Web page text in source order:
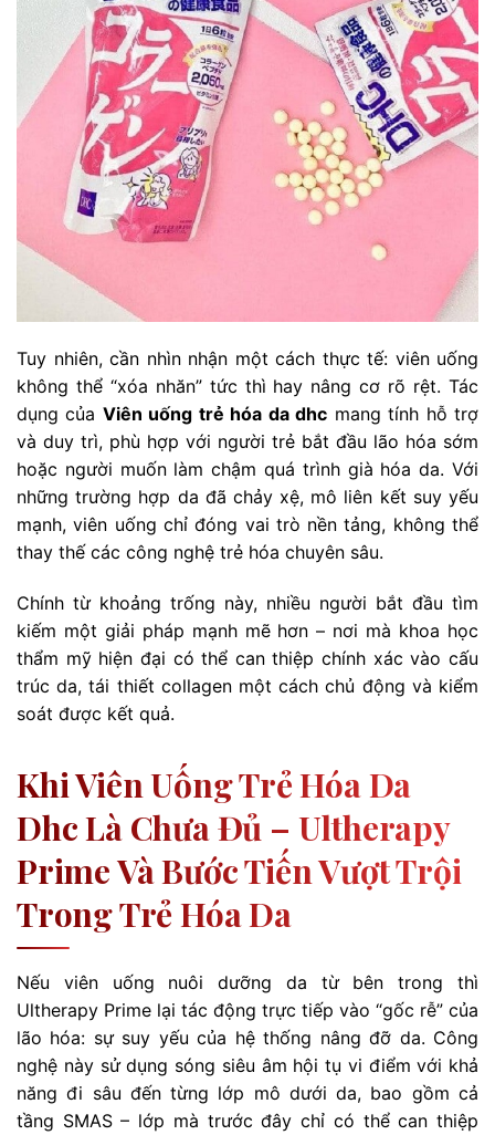
Tuy nhiên, cần nhìn nhận một cách thực tế: viên uống
không thể “xóa nhăn” tức thì hay nâng cơ rõ rệt. Tác
dụng của Viên uống trẻ hóa da dhc mang tính hỗ trợ
và duy trì, phù hợp với người trẻ bắt đầu lão hóa sớm
hoặc người muốn làm chậm quá trình già hóa da. Với
những trường hợp da đã chảy xệ, mô liên kết suy yếu
mạnh, viên uống chỉ đóng vai trò nền tảng, không thể
thay thế các công nghệ trẻ hóa chuyên sâu.
Chính từ khoảng trống này, nhiều người bắt đầu tìm
kiếm một giải pháp mạnh mẽ hơn – nơi mà khoa học
thẩm mỹ hiện đại có thể can thiệp chính xác vào cấu
trúc da, tái thiết collagen một cách chủ động và kiểm
soát được kết quả.
Khi Viên Uống Trẻ Hóa Da
Dhc Là Chưa Đủ – Ultherapy
Prime Và Bước Tiến Vượt Trội
Trong Trẻ Hóa Da
Nếu viên uống nuôi dưỡng da từ bên trong thì
Ultherapy Prime lại tác động trực tiếp vào “gốc rễ” của
lão hóa: sự suy yếu của hệ thống nâng đỡ da. Công
nghệ này sử dụng sóng siêu âm hội tụ vi điểm với khả
năng đi sâu đến từng lớp mô dưới da, bao gồm cả
tầng SMAS – lớp mà trước đây chỉ có thể can thiệp